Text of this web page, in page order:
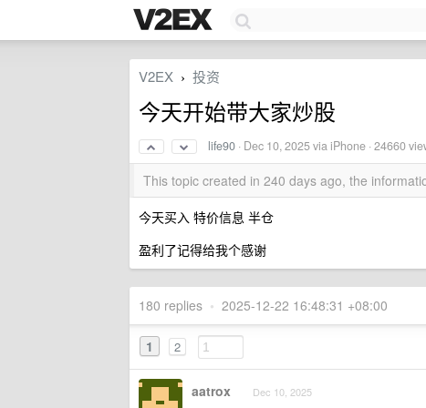
V2EX › 投资
今天开始带大家炒股
life90 · Dec 10, 2025via iPhone · 24660
This topic created in 240 days ago, the
今天买入 特价信息 半仓
盈利了记得给我个感谢
180 replies • 2025-12-22 16:48:31 +08:00
1 2
aatrox Dec 10, 2025